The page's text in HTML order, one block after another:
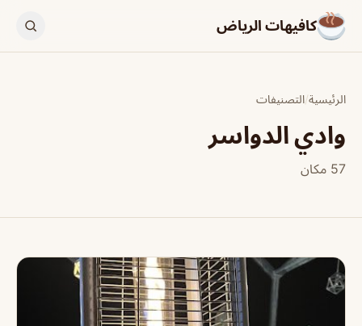
كافيهات الرياض
الرئيسية/التصنيفات
وادي الدواسر
57 مكان